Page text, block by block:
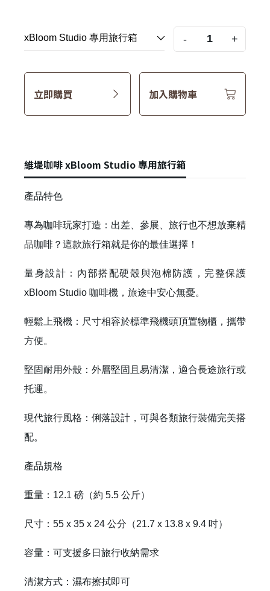
- +
立即購買 加入購物車
維堤咖啡 xBloom Studio 專用旅行箱
產品特色
專為咖啡玩家打造：出差、參展、旅行也不想放棄精
品咖啡？這款旅行箱就是你的最佳選擇！
量身設計：內部搭配硬殼與泡棉防護，完整保護
xBloom Studio 咖啡機，旅途中安心無憂。
輕鬆上飛機：尺寸相容於標準飛機頭頂置物櫃，攜帶
方便。
堅固耐用外殼：外層堅固且易清潔，適合長途旅行或
托運。
現代旅行風格：俐落設計，可與各類旅行裝備完美搭
配。
產品規格
重量：12.1 磅（約 5.5 公斤）
尺寸：55 x 35 x 24 公分（21.7 x 13.8 x 9.4 吋）
容量：可支援多日旅行收納需求
清潔方式：濕布擦拭即可